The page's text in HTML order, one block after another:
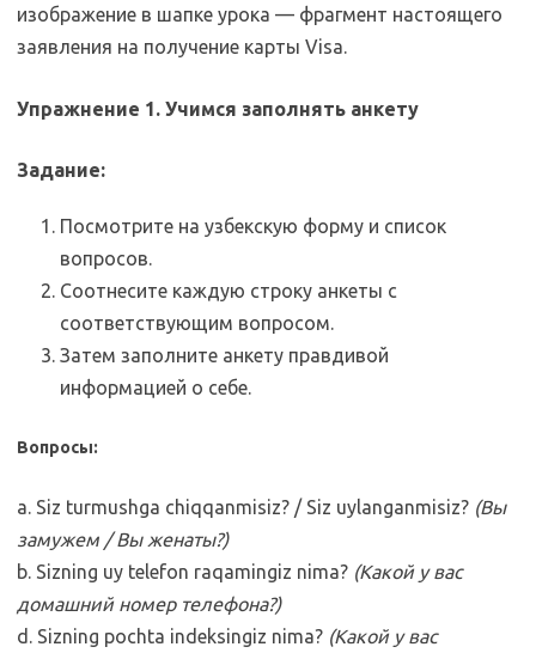
изображение в шапке урока — фрагмент настоящего
заявления на получение карты Visa.
Упражнение 1. Учимся заполнять анкету
Задание:
Посмотрите на узбекскую форму и список
вопросов.
Соотнесите каждую строку анкеты с
соответствующим вопросом.
Затем заполните анкету правдивой
информацией о себе.
Вопросы:
a. Siz turmushga chiqqanmisiz? / Siz uylanganmisiz? (Вы
замужем / Вы женаты?)
b. Sizning uy telefon raqamingiz nima? (Какой у вас
домашний номер телефона?)
d. Sizning pochta indeksingiz nima? (Какой у вас